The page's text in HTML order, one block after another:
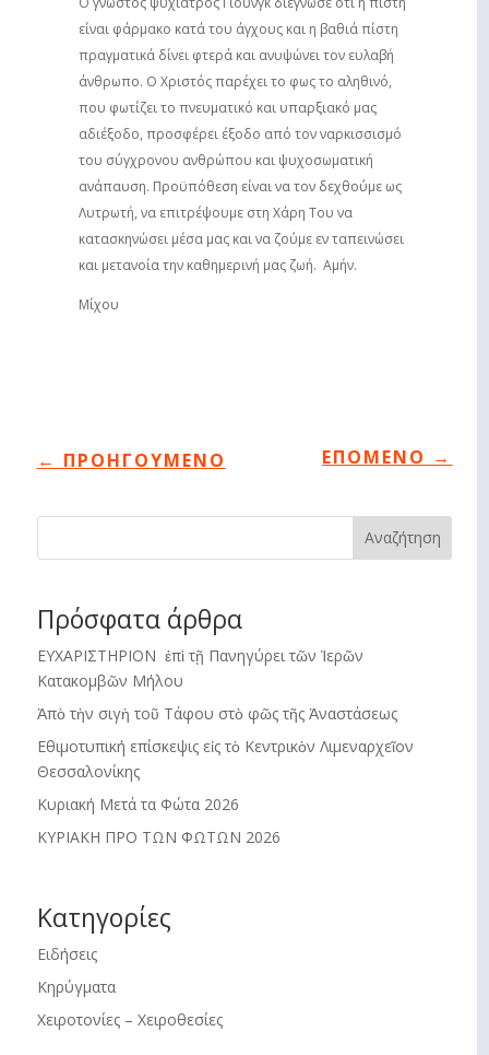
είναι φάρμακο κατά του άγχους και η βαθιά πίστη
πραγματικά δίνει φτερά και ανυψώνει τον ευλαβή
άνθρωπο. Ο Χριστός παρέχει το φως το αληθινό,
που φωτίζει το πνευματικό και υπαρξιακό μας
αδιέξοδο, προσφέρει έξοδο από τον ναρκισσισμό
του σύγχρονου ανθρώπου και ψυχοσωματική
ανάπαυση. Προϋπόθεση είναι να τον δεχθούμε ως
Λυτρωτή, να επιτρέψουμε στη Χάρη Του να
κατασκηνώσει μέσα μας και να ζούμε εν ταπεινώσει
και μετανοία την καθημερινή μας ζωή. Αμήν.
Μίχου
← ΠΡΟΗΓΟΥΜΕΝΟ ΕΠΟΜΕΝΟ →
Αναζήτηση
Πρόσφατα άρθρα
ΕΥΧΑΡΙΣΤΗΡΙΟΝ ἐπὶ τῇ Πανηγύρει τῶν Ἱερῶν
Κατακομβῶν Μήλου
Ἀπὸ τὴν σιγὴ τοῦ Τάφου στὸ φῶς τῆς Ἀναστάσεως
Εθιμοτυπική επίσκεψις εἰς τὸ Κεντρικὸν Λιμεναρχεῖον
Θεσσαλονίκης
Κυριακή Μετά τα Φώτα 2026
ΚΥΡΙΑΚΗ ΠΡΟ ΤΩΝ ΦΩΤΩΝ 2026
Kατηγορίες
Ειδήσεις
Κηρύγματα
Χειροτονίες – Χειροθεσίες